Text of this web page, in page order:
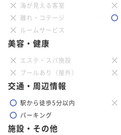
海が見える客室
離れ・コテージ
ルームサービス
美容・健康
エステ・スパ施設
プールあり（屋外）
交通・周辺情報
駅から徒歩5分以内
パーキング
施設・その他